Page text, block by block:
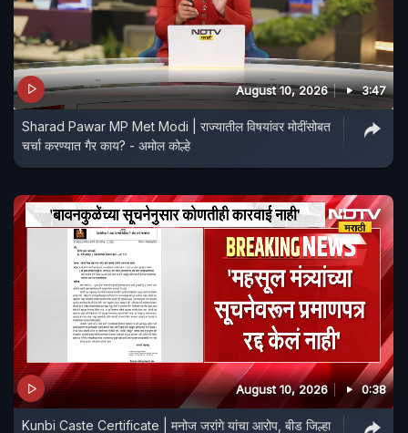
August 10, 2026 3:47
Sharad Pawar MP Met Modi | राज्यातील विषयांवर मोदींसोबत
चर्चा करण्यात गैर काय? - अमोल कोल्हे
August 10, 2026 0:38
Kunbi Caste Certificate | मनोज जरांगे यांचा आरोप, बीड जिल्हा